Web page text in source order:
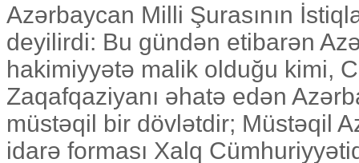
Azərbaycan Milli Şurasının
deyilirdi: Bu gündən etibarən
hakimiyyətə malik olduğu kimi,
Zaqafqaziyanı əhatə edən
müstəqil bir dövlətdir; Müstəqil
idarə forması Xalq